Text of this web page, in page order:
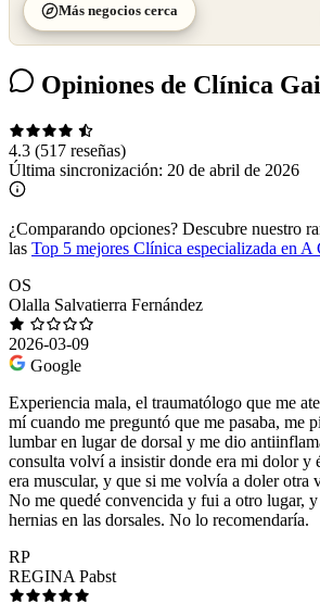
Más negocios cerca
Opiniones de Clínica
4.3 (517 reseñas)
Última sincronización: 20 de abril de 2026
¿Comparando opciones? Descubre nuestro
las Top 5 mejores Clínica especializada en A
OS
Olalla Salvatierra Fernández
2026-03-09
Google
Experiencia mala, el traumatólogo que me
mí cuando me preguntó que me pasaba, me
lumbar en lugar de dorsal y me dio
consulta volví a insistir donde era mi dolor y
era muscular, y que si me volvía a doler otra
No me quedé convencida y fui a otro lugar,
hernias en las dorsales. No lo recomendaría.
RP
REGINA Pabst